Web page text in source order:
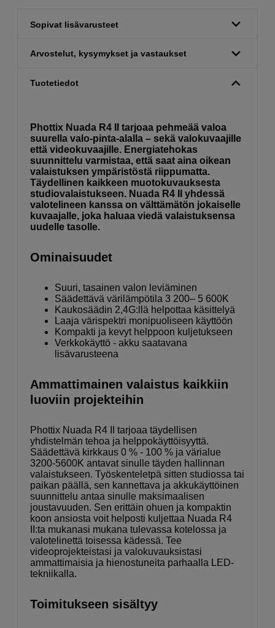
Sopivat lisävarusteet
Arvostelut, kysymykset ja vastaukset
Tuotetiedot
Phottix Nuada R4 II tarjoaa pehmeää valoa
suurella valo-pinta-alalla – sekä valokuvaajille
että videokuvaajille. Energiatehokas
suunnittelu varmistaa, että saat aina oikean
valaistuksen ympäristöstä riippumatta.
Täydellinen kaikkeen muotokuvauksesta
studiovalaistukseen. Nuada R4 II yhdessä
valotelineen kanssa on välttämätön jokaiselle
kuvaajalle, joka haluaa viedä valaistuksensa
uudelle tasolle.
Ominaisuudet
Suuri, tasainen valon leviäminen
Säädettävä värilämpötila 3 200– 5 600K
Kaukosäädin 2,4G:llä helpottaa käsittelyä
Laaja värispektri monipuoliseen käyttöön
Kompakti ja kevyt helppoon kuljetukseen
Verkkokäyttö - akku saatavana
lisävarusteena
Ammattimainen valaistus kaikkiin
luoviin projekteihin
Phottix Nuada R4 II tarjoaa täydellisen
yhdistelmän tehoa ja helppokäyttöisyyttä.
Säädettävä kirkkaus 0 % - 100 % ja värialue
3200-5600K antavat sinulle täyden hallinnan
valaistukseen. Työskenteletpä sitten studiossa tai
paikan päällä, sen kannettava ja akkukäyttöinen
suunnittelu antaa sinulle maksimaalisen
joustavuuden. Sen erittäin ohuen ja kompaktin
koon ansiosta voit helposti kuljettaa Nuada R4
II:ta mukanasi mukana tulevassa kotelossa ja
valotelinettä toisessa kädessä. Tee
videoprojekteistasi ja valokuvauksistasi
ammattimaisia ​​ja hienostuneita parhaalla LED-
tekniikalla.
Toimitukseen sisältyy